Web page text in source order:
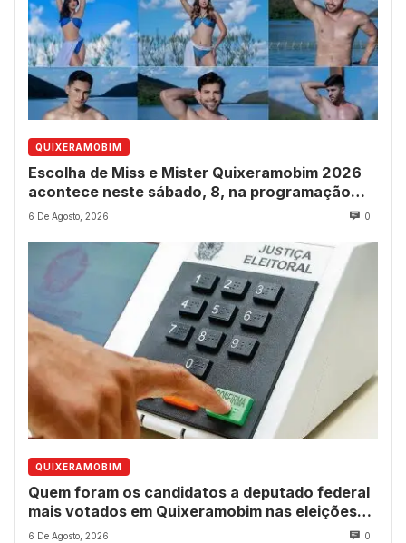
QUIXERAMOBIM
Escolha de Miss e Mister Quixeramobim 2026
acontece neste sábado, 8, na programação
dos 237 anos do município
6 De Agosto, 2026 0
QUIXERAMOBIM
Quem foram os candidatos a deputado federal
mais votados em Quixeramobim nas eleições
de 2022?
6 De Agosto, 2026 0